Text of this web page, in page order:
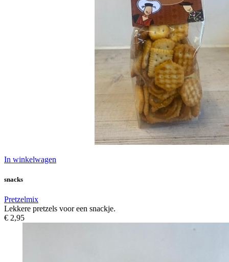
In winkelwagen
snacks
Pretzelmix
Lekkere pretzels voor een snackje.
€ 2,95